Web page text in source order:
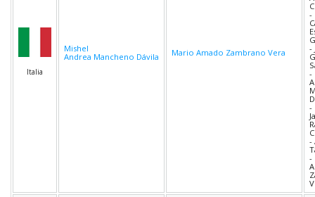
Italia
Mishel
Andrea Mancheno Dávila
Mario Amado Zambrano Vera
-
-
-
-
-
-